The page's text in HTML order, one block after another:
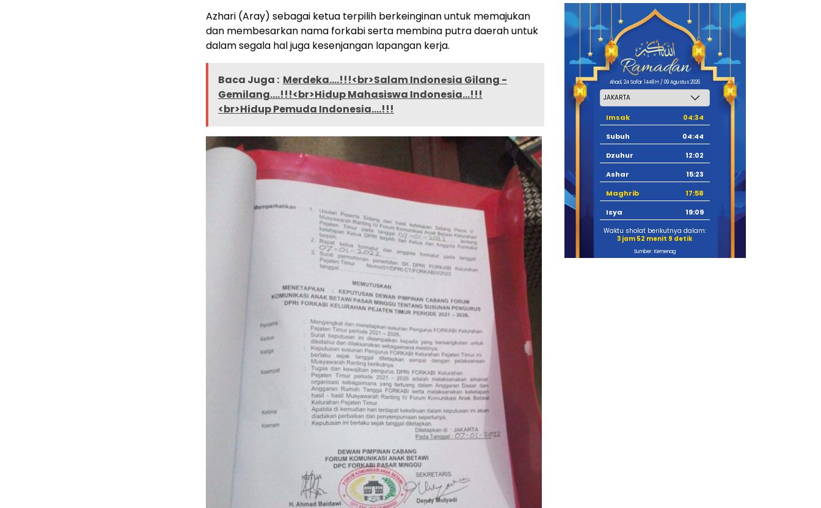
Azhari (Aray) sebagai ketua terpilih berkeinginan untuk memajukan
dan membesarkan nama forkabi serta membina putra daerah untuk
dalam segala hal juga kesenjangan lapangan kerja.
Baca Juga : Merdeka….!!!<br>Salam Indonesia Gilang -
Gemilang….!!!<br>Hidup Mahasiswa Indonesia…!!!
<br>Hidup Pemuda Indonesia….!!!
Ahad, 24 Safar 1448 H / 09 Agustus 2026
Imsak
04:34
Subuh
04:44
Dzuhur
12:02
Ashar
15:23
Maghrib
17:58
Isya
19:09
Waktu sholat berikutnya dalam:
3 jam 52 menit 8 detik
Sumber: Kemenag